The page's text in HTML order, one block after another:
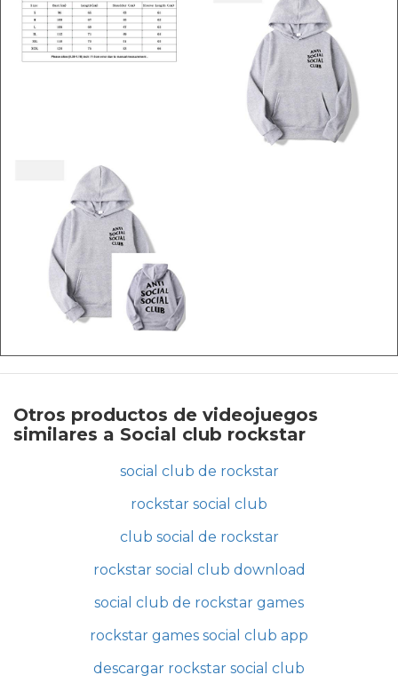
Otros productos de videojuegos
similares a Social club rockstar
social club de rockstar
rockstar social club
club social de rockstar
rockstar social club download
social club de rockstar games
rockstar games social club app
descargar rockstar social club